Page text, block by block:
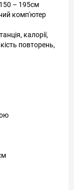
– 195см
комп'ютер
калорії,
повторень,